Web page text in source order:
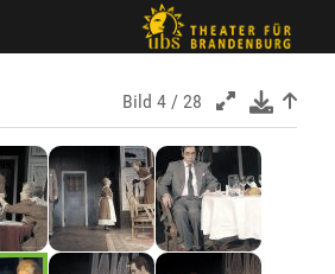
Bild 4 / 28